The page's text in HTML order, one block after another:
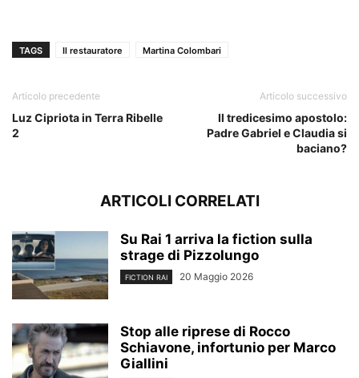
TAGS Il restauratore Martina Colombari
Articolo precedente
Luz Cipriota in Terra Ribelle
2
Articolo successivo
Il tredicesimo apostolo:
Padre Gabriel e Claudia si
baciano?
ARTICOLI CORRELATI
Su Rai 1 arriva la fiction sulla
strage di Pizzolungo
FICTION RAI 20 Maggio 2026
Stop alle riprese di Rocco
Schiavone, infortunio per Marco
Giallini